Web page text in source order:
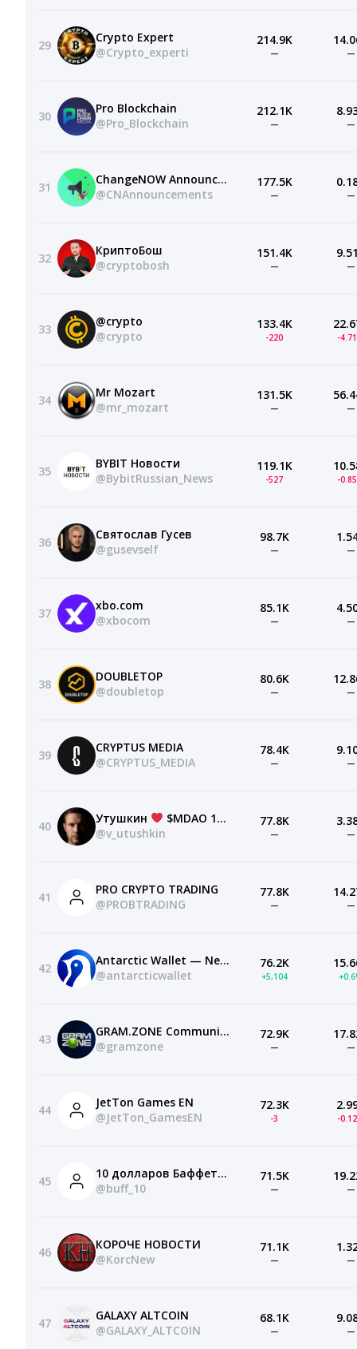
29
Crypto Expert
@Crypto_experti
214.9K
— —
30
Pro Blockchain
@Pro_Blockchain
212.1K
— —
31
ChangeNOW Announcements
@CNAnnouncements
177.5K
— —
32
КриптоБош
@cryptobosh
151.4K
— —
33
@crypto
@crypto
133.4K
-220 -
34
Mr Mozart
@mr_mozart
131.5K
— —
35
BYBIT Новости
@BybitRussian_News
119.1K
-527 -
36
Святослав Гусев
@gusevself
98.7K
— —
37
xbo.com
@xbocom
85.1K
— —
38
DOUBLETOP
@doubletop
80.6K
— —
39
CRYPTUS MEDIA
@CRYPTUS_MEDIA
78.4K
— —
40
Утушкин
$MDAO 18+
@v_utushkin
77.8K
— —
41
PRO CRYPTO TRADING
@PROBTRADING
77.8K
— —
42
Antarctic Wallet — News
@antarcticwallet
76.2K
+5,104
43
GRAM.ZONE Community
@gramzone
72.9K
— —
44
JetTon Games EN
@JetTon_GamesEN
72.3K
-3 -
45
10 долларов Баффетта
@buff_10
71.5K
— —
46
КОРОЧЕ НОВОСТИ
@KorcNew
71.1K
— —
47
GALAXY ALTCOIN
@GALAXY_ALTCOIN
68.1K
— —